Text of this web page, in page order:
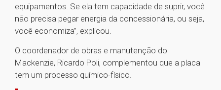
equipamentos. Se ela tem capacidade de suprir, você
não precisa pegar energia da concessionária, ou seja,
você economiza”, explicou.
O coordenador de obras e manutenção do
Mackenzie, Ricardo Poli, complementou que a placa
tem um processo químico-físico.